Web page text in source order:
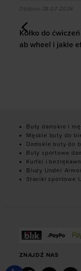
formy po urazie
Kółko do
Dodano:28-07-2026
Kółko do
ab wheel i jakie
Buty damskie i
Męskie buty do
Damskie buty do
Buty sportowe
Kurtki i
Bluzy Under
Staniki sportowe
ZNAJDŹ NAS